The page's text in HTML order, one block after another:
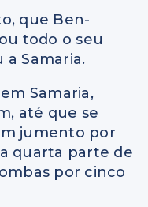
que Ben-
todo o seu
Samaria.
Samaria,
até que se
jumento por
quarta parte de
por cinco